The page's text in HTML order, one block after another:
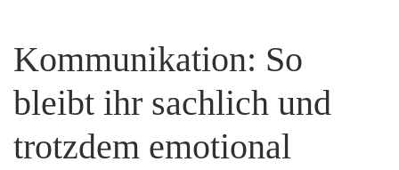
Kommunikation: So
bleibt ihr sachlich und
trotzdem emotional